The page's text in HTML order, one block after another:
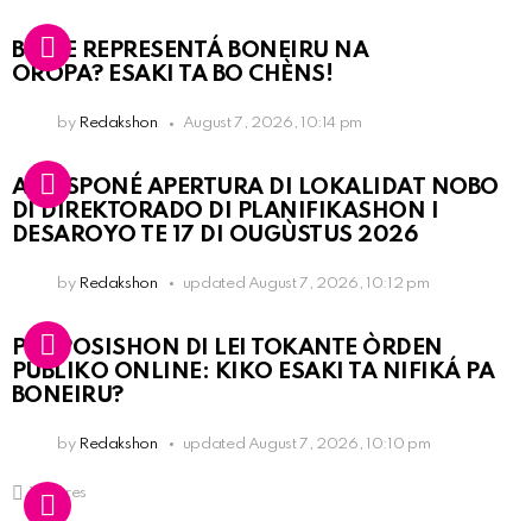
BO KE REPRESENTÁ BONEIRU NA
OROPA? ESAKI TA BO CHÈNS!
by Redakshon August 7, 2026, 10:14 pm
A POSPONÉ APERTURA DI LOKALIDAT NOBO
DI DIREKTORADO DI PLANIFIKASHON I
DESAROYO TE 17 DI OUGÙSTUS 2026
by Redakshon updated August 7, 2026, 10:12 pm
PROPOSISHON DI LEI TOKANTE ÒRDEN
PÚBLIKO ONLINE: KIKO ESAKI TA NIFIKÁ PA
BONEIRU?
by Redakshon updated August 7, 2026, 10:10 pm
1 Shares